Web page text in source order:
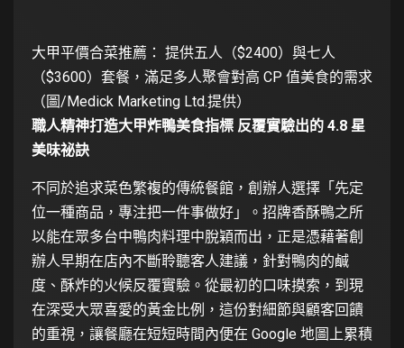
大甲平價合菜推薦： 提供五人（$2400）與七人
（$3600）套餐，滿足多人聚會對高 CP 值美食的需求
（圖/Medick Marketing Ltd.提供）
職人精神打造大甲炸鴨美食指標 反覆實驗出的 4.8 星
美味祕訣
不同於追求菜色繁複的傳統餐館，創辦人選擇「先定
位一種商品，專注把一件事做好」。招牌香酥鴨之所
以能在眾多台中鴨肉料理中脫穎而出，正是憑藉著創
辦人早期在店內不斷聆聽客人建議，針對鴨肉的鹹
度、酥炸的火候反覆實驗。從最初的口味摸索，到現
在深受大眾喜愛的黃金比例，這份對細節與顧客回饋
的重視，讓餐廳在短短時間內便在 Google 地圖上累積